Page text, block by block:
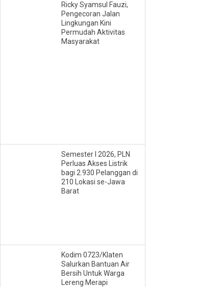
Ricky Syamsul Fauzi,
Pengecoran Jalan
Lingkungan Kini
Permudah Aktivitas
Masyarakat
Semester I 2026, PLN
Perluas Akses Listrik
bagi 2.930 Pelanggan di
210 Lokasi se-Jawa
Barat
Kodim 0723/Klaten
Salurkan Bantuan Air
Bersih Untuk Warga
Lereng Merapi